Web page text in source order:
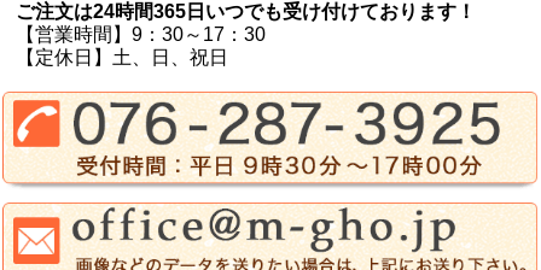
ご注文は24時間365日いつでも受け付けております！
【営業時間】9：30～17：30
【定休日】土、日、祝日